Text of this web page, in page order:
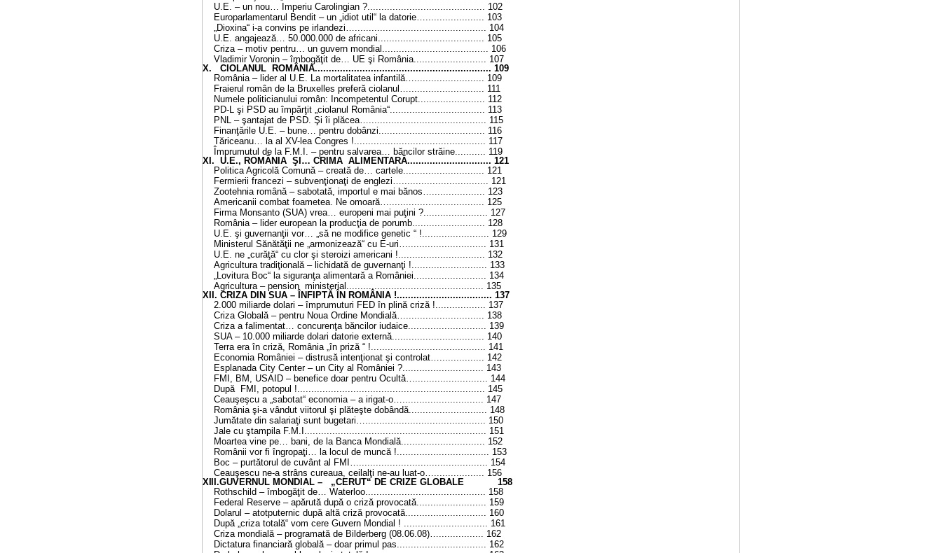
U.E. – un nou… Imperiu Carolingian ?.......................................... 102
Europarlamentarul Bendit – un „idiot util“ la datorie…..................... 103
„Dioxina“ i-a convins pe irlandezi…............................................... 104
U.E. angajează… 50.000.000 de africani...................................... 105
Criza – motiv pentru… un guvern mondial ...................................... 106
Vladimir Voronin – îmbogăţit de… UE şi România.......................... 107
X. CIOLANUL ROMÂNIA............................................................... 109
România – lider al U.E. La mortalitatea infantilă…......................... 109
Fraierul român de la Bruxelles preferă ciolanul…........................... 111
Numele politicianului român: Incompetentul Corupt........................ 112
PD-L şi PSD au împărţit „ciolanul România“.................................. 113
PNL – şantajat de PSD. Şi îi plăcea….......................................... 115
Finanţările U.E. – bune… pentru dobânzi...................................... 116
Tăriceanu… la al XV-lea Congres !............................................... 117
Împrumutul de la F.M.I. – pentru salvarea… băncilor străine........... 119
XI. U.E., ROMÂNIA ŞI… CRIMA ALIMENTARĂ.............................. 121
Politica Agricolă Comună – creată de… cartele............................. 121
Fermierii francezi – subvenţionaţi de englezi…............................... 121
Zootehnia română – sabotată, importul e mai bănos…................... 123
Americanii combat foametea. Ne omoară….................................. 125
Firma Monsanto (SUA) vrea… europeni mai puţini ?....................... 127
România – lider european la producţia de porumb.......................... 128
U.E. şi guvernanţii vor… „să ne modifice genetic “ !........................ 129
Ministerul Sănătăţii ne „armonizează“ cu E-uri…............................ 131
U.E. ne „curăţă“ cu clor şi steroizi americani !............................... 132
Agricultura tradiţională – lichidată de guvernanţi !........................... 133
„Lovitura Boc“ la siguranţa alimentară a României.......................... 134
Agricultura – pension ministerial ................................................. 135
XII. CRIZA DIN SUA – ÎNFIPTĂ ÎN ROMÂNIA !.................................. 137
2.000 miliarde dolari – împrumuturi FED în plină criză !.................. 137
Criza Globală – pentru Noua Ordine Mondială…............................ 138
Criza a falimentat… concurenţa băncilor iudaice............................ 139
SUA – 10.000 miliarde dolari datorie externă................................. 140
Terra era în criză, România „în priză “ !......................................... 141
Economia României – distrusă intenţionat şi controlat…................ 142
Esplanada City Center – un City al României ?............................. 143
FMI, BM, USAID – benefice doar pentru Ocultă….......................... 144
După FMI, potopul !................................................................... 145
Ceauşeşcu a „sabotat“ economia – a irigat-o…............................. 147
România şi-a vândut viitorul şi plăteşte dobândă............................ 148
Jumătate din salariaţi sunt bugetari…........................................... 150
Jale cu ştampilaF.M.I................................................................. 151
Moartea vine pe… bani, de la Banca Mondială.............................. 152
Românii vor fi îngropaţi… la locul de muncă !................................. 153
Boc – purtătorul de cuvânt al FMI….............................................. 154
Ceauşescu ne-a strâns cureaua, ceilalţi ne-au luat-o….................. 156
XIII .GUVERNUL MONDIAL – „CERUT“ DE CRIZE GLOBALE
158
Rothschild – îmbogăţit de… Waterloo........................................... 158
Federal Reserve – apărută după o criză provocată......................... 159
Dolarul – atotputernic după altă criză provocată............................. 160
După „criza totală“ vom cere Guvern Mondial ! .............................. 161
Criza mondială – programată de Bilderberg (08.06.08)…................ 162
Dictatura financiară globală – doar primul pas................................ 162